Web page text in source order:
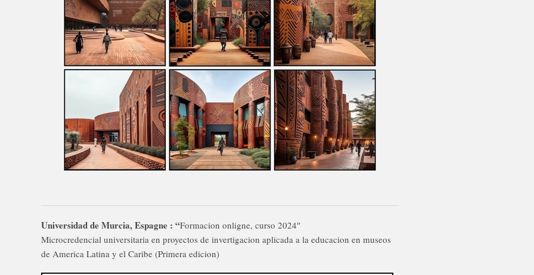
Universidad de Murcia, Espagne : “Formacion onligne, curso 2024″
Microcredencial universitaria en proyectos de invertigacion aplicada a la educacion en museos
de America Latina y el Caribe (Primera edicion)